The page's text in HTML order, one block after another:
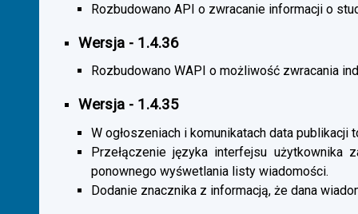
Rozbudowano API o zwracanie informacji o
Wersja - 1.4.36
Rozbudowano WAPI o możliwość zwracania
Wersja - 1.4.35
W ogłoszeniach i komunikatach data
Przełączenie języka interfejsu użytkownika
ponownego wyśwetlania listy wiadomości.
Dodanie znacznika z informacją, że dana